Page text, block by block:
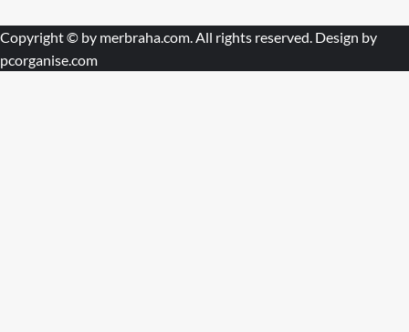
Copyright © by merbraha.com. All rights reserved. Design by
pcorganise.com